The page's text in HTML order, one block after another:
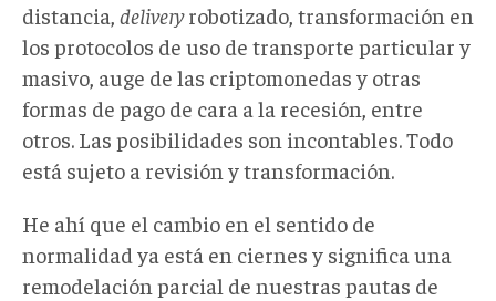
distancia, deliveryrobotizado, transformación en
los protocolos de uso de transporte particular y
masivo, auge de las criptomonedas y otras
formas de pago de cara a la recesión, entre
otros. Las posibilidades son incontables. Todo
está sujeto a revisión y transformación.
He ahí que el cambio en el sentido de
normalidad ya está en ciernes y significa una
remodelación parcial de nuestras pautas de